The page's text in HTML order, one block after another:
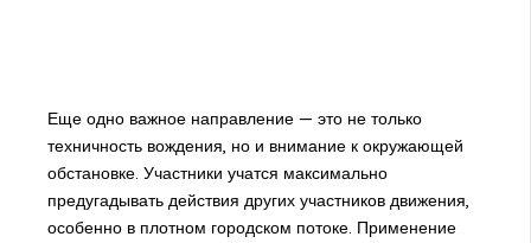
Еще одно важное направление — это не только
техничность вождения, но и внимание к окружающей
обстановке. Участники учатся максимально
предугадывать действия других участников движения,
особенно в плотном городском потоке. Применение